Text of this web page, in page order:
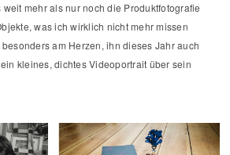
mehr als nur noch die Produktfotografie
was ich wirklich nicht mehr missen
am Herzen, ihn dieses Jahr auch
kleines, dichtes Videoportrait über sein